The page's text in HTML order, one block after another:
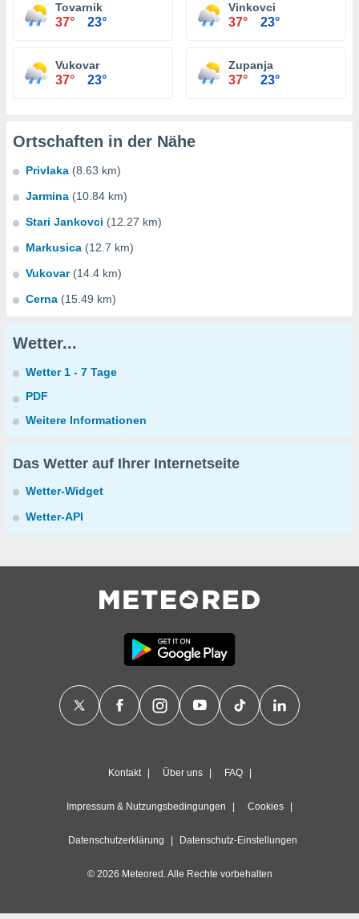
Tovarnik
37° 23°
Vinkovci
37° 23°
Vukovar
37° 23°
Zupanja
37° 23°
Ortschaften in der Nähe
Privlaka (8.63 km)
Jarmina (10.84 km)
Stari Jankovci (12.27 km)
Markusica (12.7 km)
Vukovar (14.4 km)
Cerna (15.49 km)
Wetter...
Wetter 1 - 7 Tage
PDF
Weitere Informationen
Das Wetter auf Ihrer Internetseite
Wetter-Widget
Wetter-API
Kontakt Über uns FAQ
Impressum & Nutzungsbedingungen Cookies
Datenschutzerklärung Datenschutz-Einstellungen
© 2026 Meteored. Alle Rechte vorbehalten